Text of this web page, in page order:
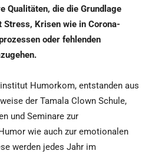
Qualitäten, die die Grundlage
Krisen wie in Corona-
oder fehlenden
Humorkom, entstanden aus
der Tamala Clown Schule,
und Seminare zur
wie auch zur emotionalen
werden jedes Jahr im